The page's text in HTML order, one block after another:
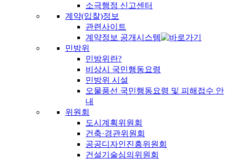
소극행정 신고센터
계약(입찰)정보
관련사이트
계약정보 공개시스템
민방위
민방위란?
비상시 국민행동요령
민방위 시설
오물풍선 국민행동요령 및 피해접수 안
내
위원회
도시계획위원회
건축·경관위원회
공공디자인진흥위원회
건설기술심의위원회